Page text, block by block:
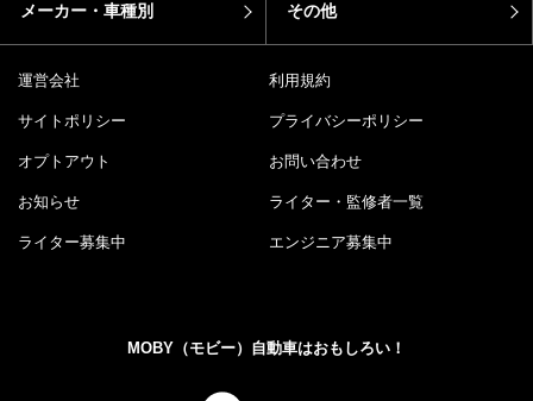
メーカー・車種別 その他
運営会社 利用規約
サイトポリシー プライバシーポリシー
オプトアウト お問い合わせ
お知らせ ライター・監修者一覧
ライター募集中 エンジニア募集中
MOBY（モビー）自動車はおもしろい！